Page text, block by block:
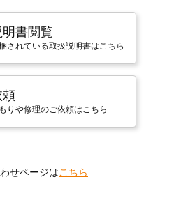
書閲覧
されている取扱説明書はこちら
頼
りや修理のご依頼はこちら
せページはこちら